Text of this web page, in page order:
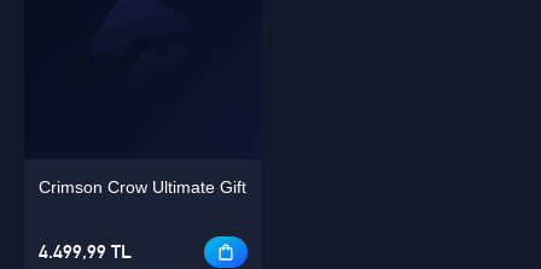
Crimson Crow Ultimate Gift
4.499,99 TL